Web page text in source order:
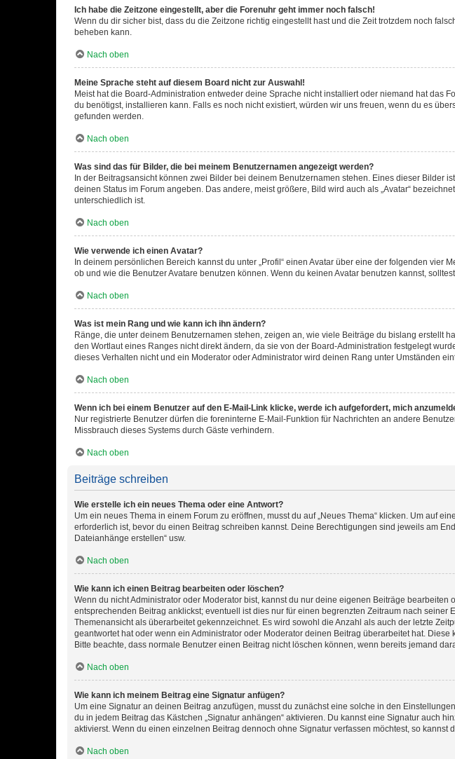
Ich habe die Zeitzone eingestellt, aber die Forenuhr geht immer noch falsch!
Wenn du dir sicher bist, dass du die Zeitzone richtig eingestellt hast und die Zeit trotzdem noch
beheben kann.
Nach oben
Meine Sprache steht auf diesem Board nicht zur Auswahl!
Meist hat die Board-Administration entweder deine Sprache nicht installiert oder niemand hat das
du benötigst, installieren kann. Falls es noch nicht existiert, würden wir uns freuen, wenn du es
gefunden werden.
Nach oben
Was sind das für Bilder, die bei meinem Benutzernamen angezeigt werden?
In der Beitragsansicht können zwei Bilder bei deinem Benutzernamen stehen. Eines dieser Bilder
deinen Status im Forum angeben. Das andere, meist größere, Bild wird auch als „Avatar“
unterschiedlich ist.
Nach oben
Wie verwende ich einen Avatar?
In deinem persönlichen Bereich kannst du unter „Profil“ einen Avatar über eine der folgenden
ob und wie die Benutzer Avatare benutzen können. Wenn du keinen Avatar benutzen kannst,
Nach oben
Was ist mein Rang und wie kann ich ihn ändern?
Ränge, die unter deinem Benutzernamen stehen, zeigen an, wie viele Beiträge du bislang erstellt
den Wortlaut eines Ranges nicht direkt ändern, da sie von der Board-Administration festgelegt
dieses Verhalten nicht und ein Moderator oder Administrator wird deinen Rang unter Umständen
Nach oben
Wenn ich bei einem Benutzer auf den E-Mail-Link klicke, werde ich aufgefordert, mich
Nur registrierte Benutzer dürfen die foreninterne E-Mail-Funktion für Nachrichten an andere
Missbrauch dieses Systems durch Gäste verhindern.
Nach oben
Beiträge schreiben
Wie erstelle ich ein neues Thema oder eine Antwort?
Um ein neues Thema in einem Forum zu eröffnen, musst du auf „Neues Thema“ klicken. Um auf
erforderlich ist, bevor du einen Beitrag schreiben kannst. Deine Berechtigungen sind jeweils am
Dateianhänge erstellen“ usw.
Nach oben
Wie kann ich einen Beitrag bearbeiten oder löschen?
Wenn du nicht Administrator oder Moderator bist, kannst du nur deine eigenen Beiträge
entsprechenden Beitrag anklickst; eventuell ist dies nur für einen begrenzten Zeitraum nach
Themenansicht als überarbeitet gekennzeichnet. Es wird sowohl die Anzahl als auch der letzte
geantwortet hat oder wenn ein Administrator oder Moderator deinen Beitrag überarbeitet hat.
Bitte beachte, dass normale Benutzer einen Beitrag nicht löschen können, wenn bereits jemand
Nach oben
Wie kann ich meinem Beitrag eine Signatur anfügen?
Um eine Signatur an deinen Beitrag anzufügen, musst du zunächst eine solche in den
du in jedem Beitrag das Kästchen „Signatur anhängen“ aktivieren. Du kannst eine Signatur auch
aktivierst. Wenn du einen einzelnen Beitrag dennoch ohne Signatur verfassen möchtest, so
Nach oben